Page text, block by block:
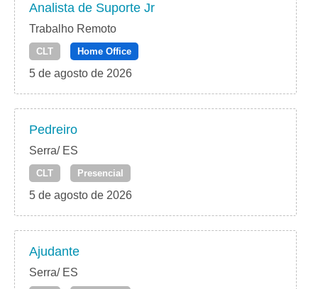
Analista de Suporte Jr
Trabalho Remoto
CLT Home Office
5 de agosto de 2026
Pedreiro
Serra/ ES
CLT Presencial
5 de agosto de 2026
Ajudante
Serra/ ES